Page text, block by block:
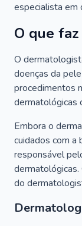
especialista em
O que
O
doenças da
procedimentos
dermatológicas
Embora o
cuidados com a
responsável
dermatológicas.
do